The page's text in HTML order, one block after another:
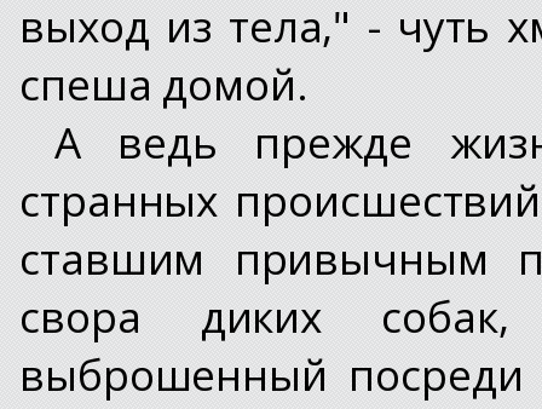
выход из тела," - чуть
спеша домой.
А ведь прежде
странных
ставшим привычным
свора диких
выброшенный посреди